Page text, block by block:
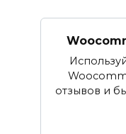
отзывов и